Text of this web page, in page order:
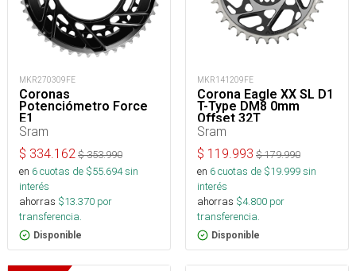
MKR270309FE
Coronas
Potenciómetro Force
E1
Sram
$ 334.162 $353.990
en 6cuotas de $55.694sin
interés
ahorras $13.370 por
transferencia.
Disponible
MKR141209FE
Corona Eagle XX SL D1
T-Type DM8 0mm
Offset 32T
Sram
$ 119.993 $179.990
en 6cuotas de $19.999sin
interés
ahorras $4.800 por
transferencia.
Disponible